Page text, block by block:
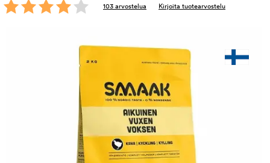
103 arvostelua Kirjoita tuotearvostelu